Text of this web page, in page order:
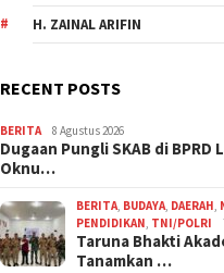
H. ZAINAL ARIFIN
RECENT POSTS
BERITA 8 Agustus 2026
Dugaan Pungli SKAB di BPRD
Oknu…
BERITA, BUDAYA, DAERAH,
PENDIDIKAN, TNI/POLRI
Taruna Bhakti
Tanamkan …